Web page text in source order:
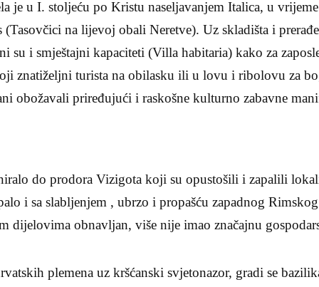
je u I. stoljeću po Kristu naseljavanjem Italica, u
(Tasovčici na lijevoj obali Neretve). Uz skladišta i
su i smještajni kapaciteti (Villa habitaria) kako za
znatiželjni turista na obilasku ili u lovu i ribolovu za
obožavali priređujući i raskošne kulturno zabavne
do prodora Vizigota koji su opustošili i zapalili
i sa slabljenjem , ubrzo i propašću zapadnog
dijelovima obnavljan, više nije imao značajnu
plemena uz kršćanski svjetonazor, gradi se